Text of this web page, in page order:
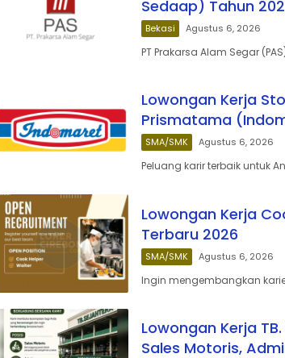
Sedaap) Tahun
Bekasi Agustus 6, 2026
PT Prakarsa Alam Segar
Lowongan Kerja
Prismatama
SMA/SMK Agustus 6, 2026
Peluang karir terbaik untuk
Lowongan Kerja
Terbaru 2026
SMA/SMK Agustus 6, 2026
Ingin mengembangkan
Lowongan Kerja
Sales Motoris,